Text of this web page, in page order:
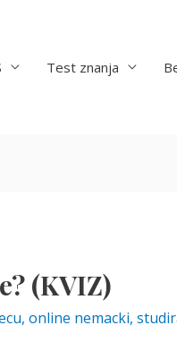
Test znanja
(KVIZ)
, online nemacki,